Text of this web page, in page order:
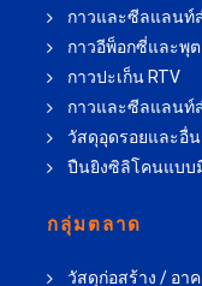
กาวและซีลแลนท์
กาวอีพ็อกซี่และพุ
กาวปะเก็น RTV
กาวและซีลแลนท์
วัสดุอุดรอยและอื่น
ปืนยิงซิลิโคนแบบ
กลุ่มตลาด
วัสดุก่อสร้าง / อา